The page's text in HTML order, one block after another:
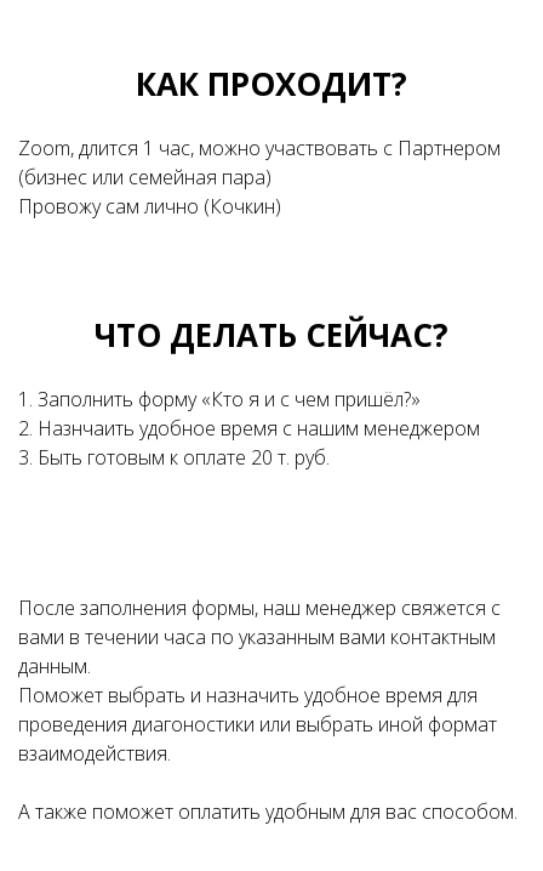
КАК ПРОХОДИТ?
Zoom, длится 1 час, можно участвовать с Партнером
(бизнес или семейная пара)
Провожу сам лично (Кочкин)
ЧТО ДЕЛАТЬ СЕЙЧАС?
1. Заполнить форму «Кто я и с чем пришёл?»
2. Назнчаить удобное время с нашим менеджером
3. Быть готовым к оплате 20 т. руб.
После заполнения формы, наш менеджер свяжется с
вами в течении часа по указанным вами контактным
данным.
Поможет выбрать и назначить удобное время для
проведения диагоностики или выбрать иной формат
взаимодействия.
А также поможет оплатить удобным для вас способом.